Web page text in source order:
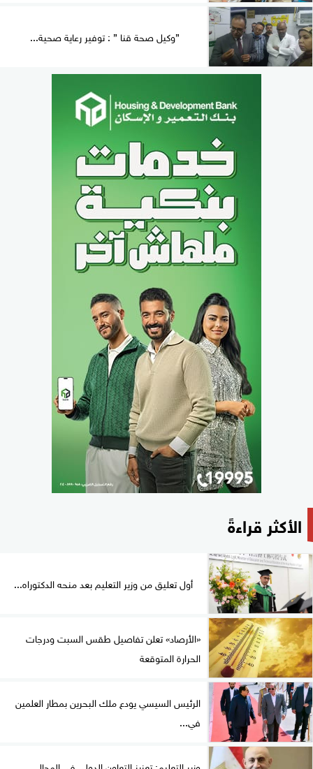
”وكيل صحة قنا ” : توفير رعاية صحية...
الأكثر قراءةً
أول تعليق من وزير التعليم بعد منحه الدكتوراه...
«الأرصاد» تعلن تفاصيل طقس السبت ودرجات
الحرارة المتوقعة
الرئيس السيسي يودع ملك البحرين بمطار العلمين
في...